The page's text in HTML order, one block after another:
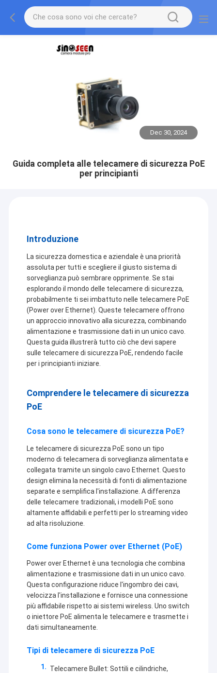
Dec 30, 2024
Guida completa alle telecamere di sicurezza PoE
per principianti
Introduzione
La sicurezza domestica e aziendale è una priorità
assoluta per tutti e scegliere il giusto sistema di
sorveglianza può sembrare opprimente. Se stai
esplorando il mondo delle telecamere di sicurezza,
probabilmente ti sei imbattuto nelle telecamere PoE
(Power over Ethernet). Queste telecamere offrono
un approccio innovativo alla sicurezza, combinando
alimentazione e trasmissione dati in un unico cavo.
Questa guida illustrerà tutto ciò che devi sapere
sulle telecamere di sicurezza PoE, rendendo facile
per i principianti iniziare.
Comprendere le telecamere di sicurezza
PoE
Cosa sono le telecamere di sicurezza PoE?
Le telecamere di sicurezza PoE sono un tipo
moderno di telecamera di sorveglianza alimentata e
collegata tramite un singolo cavo Ethernet. Questo
design elimina la necessità di fonti di alimentazione
separate e semplifica l'installazione. A differenza
delle telecamere tradizionali, i modelli PoE sono
altamente affidabili e perfetti per lo streaming video
ad alta risoluzione.
Come funziona Power over Ethernet (PoE)
Power over Ethernet è una tecnologia che combina
alimentazione e trasmissione dati in un unico cavo.
Questa configurazione riduce l'ingombro dei cavi,
velocizza l'installazione e fornisce una connessione
più affidabile rispetto ai sistemi wireless. Uno switch
o iniettore PoE alimenta le telecamere e trasmette i
dati simultaneamente.
Tipi di telecamere di sicurezza PoE
Telecamere Bullet: Sottili e cilindriche,